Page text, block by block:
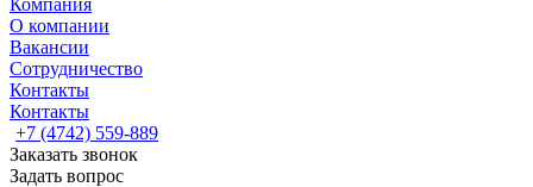
Компания
О компании
Вакансии
Сотрудничество
Контакты
Контакты
+7 (4742) 559-889
Заказать звонок
Задать вопрос